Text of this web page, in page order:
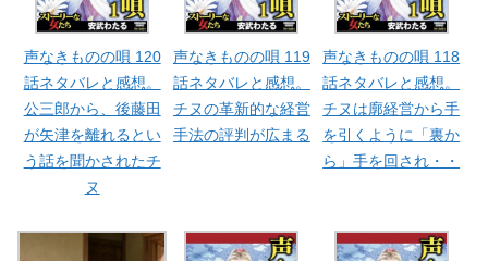
声なきものの唄 120
話ネタバレと感想。
公三郎から、後藤田
が矢津を離れるとい
う話を聞かされたチ
ヌ
声なきものの唄 119
話ネタバレと感想。
チヌの革新的な経営
手法の評判が広まる
声なきものの唄 118
話ネタバレと感想。
チヌは廓経営から手
を引くように「裏か
ら」手を回され・・